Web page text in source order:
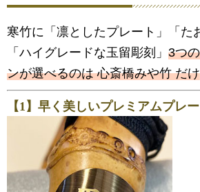
寒竹に「凛としたプレート」「た
「ハイグレードな玉留彫刻」 3つ
ンが選べるのは 心斎橋みや竹 だけ
【1】早く美しいプレミアムプレ